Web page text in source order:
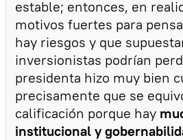
estable; entonces, en
motivos fuertes para
hay riesgos y que
inversionistas podrían
presidenta hizo muy bien
precisamente que se
calificación porque hay
institucional y